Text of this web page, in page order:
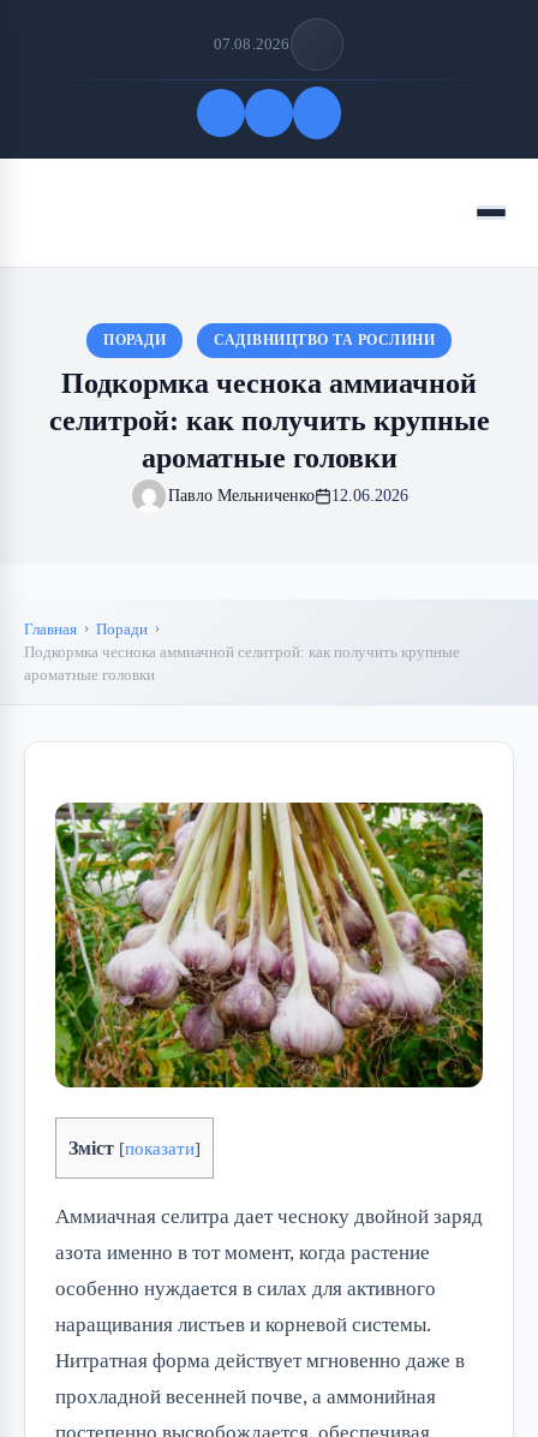
07.08.2026
Меню
ПОРАДИ САДІВНИЦТВО ТА РОСЛИНИ
Подкормка чеснока аммиачной
селитрой: как получить крупные
ароматные головки
Павло Мельниченко 12.06.2026
Главная
Поради
Подкормка чеснока аммиачной селитрой: как получить крупные
ароматные головки
Зміст [показати]
Аммиачная селитра дает чесноку двойной заряд
азота именно в тот момент, когда растение
особенно нуждается в силах для активного
наращивания листьев и корневой системы.
Нитратная форма действует мгновенно даже в
прохладной весенней почве, а аммонийная